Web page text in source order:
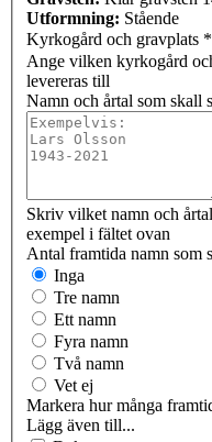
Utformning: Stående
Kyrkogård och gravplats *
Ange vilken kyrkogård
levereras till
Namn och årtal som skall
Skriv vilket namn och
exempel i fältet ovan
Antal framtida namn som
Inga
Tre namn
Ett namn
Fyra namn
Två namn
Vet ej
Markera hur många
Lägg även till...